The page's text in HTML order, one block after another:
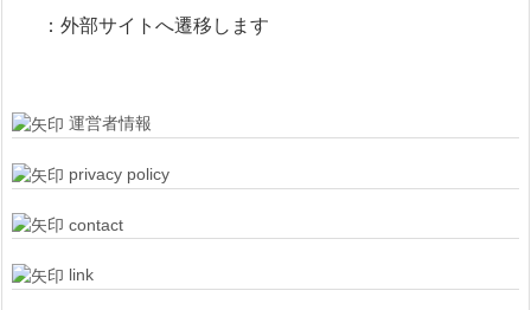
：外部サイトへ遷移します
運営者情報
privacy policy
contact
link